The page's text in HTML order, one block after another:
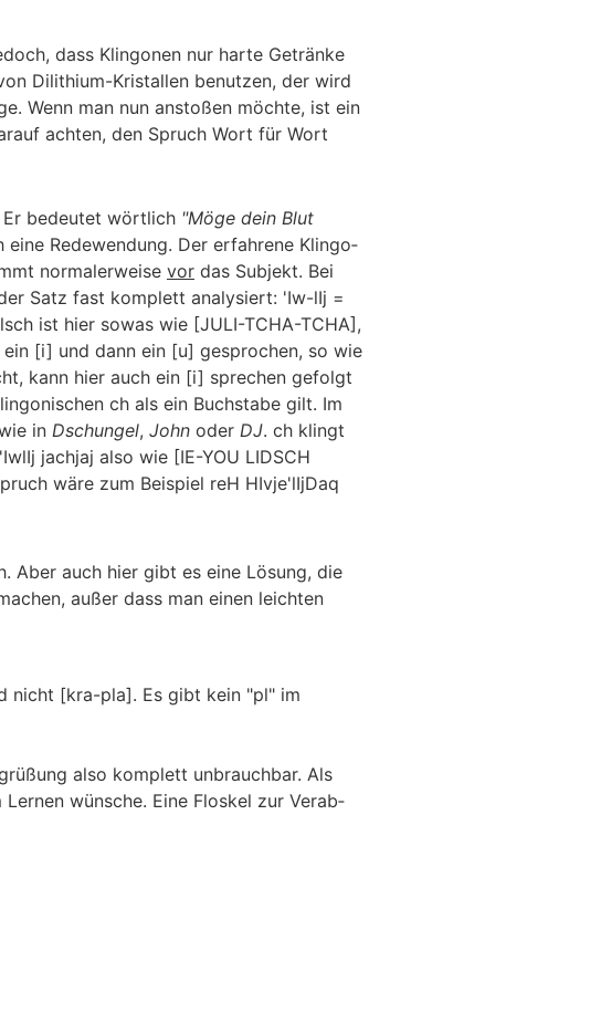
dass Klingonen nur harte Getränke
Dilithium-Kristallen benutzen, der wird
Wenn man nun anstoßen möchte, ist ein
achten, den Spruch Wort für Wort
Er bedeutet wörtlich "Möge dein Blut
Redewendung. Der erfahrene Klin­go­
normalerweise vor das Subjekt. Bei
Satz fast komplett analysiert: 'Iw-lIj =
ist hier sowas wie [JULI-TCHA-TCHA],
[i] und dann ein [u] gesprochen, so wie
kann hier auch ein [i] sprechen gefolgt
ch als ein Buchstabe gilt. Im
in Dschungel, John oder DJ. ch klingt
'IwlIj jachjaj also wie [IE-YOU LIDSCH
wäre zum Beispiel reH HIvje'lIjDaq
Aber auch hier gibt es eine Lösung, die
außer dass man einen leichten
nicht [kra-pla]. Es gibt kein "pl" im
also komplett unbrauchbar. Als
Lernen wünsche. Eine Floskel zur Verab­